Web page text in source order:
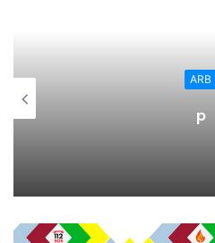
El descanso dio paso a
para un segundo tiempo que
ARB
p